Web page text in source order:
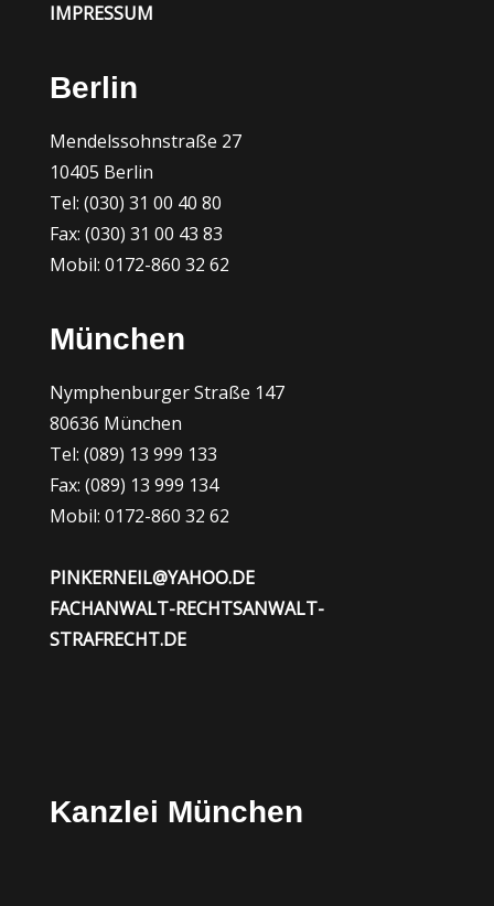
IMPRESSUM
Berlin
Mendelssohnstraße 27
10405 Berlin
Tel: (030) 31 00 40 80
Fax: (030) 31 00 43 83
Mobil: 0172-860 32 62
München
Nymphenburger Straße 147
80636 München
Tel: (089) 13 999 133
Fax: (089) 13 999 134
Mobil: 0172-860 32 62
PINKERNEIL@YAHOO.DE
FACHANWALT-RECHTSANWALT-
STRAFRECHT.DE
Kanzlei München